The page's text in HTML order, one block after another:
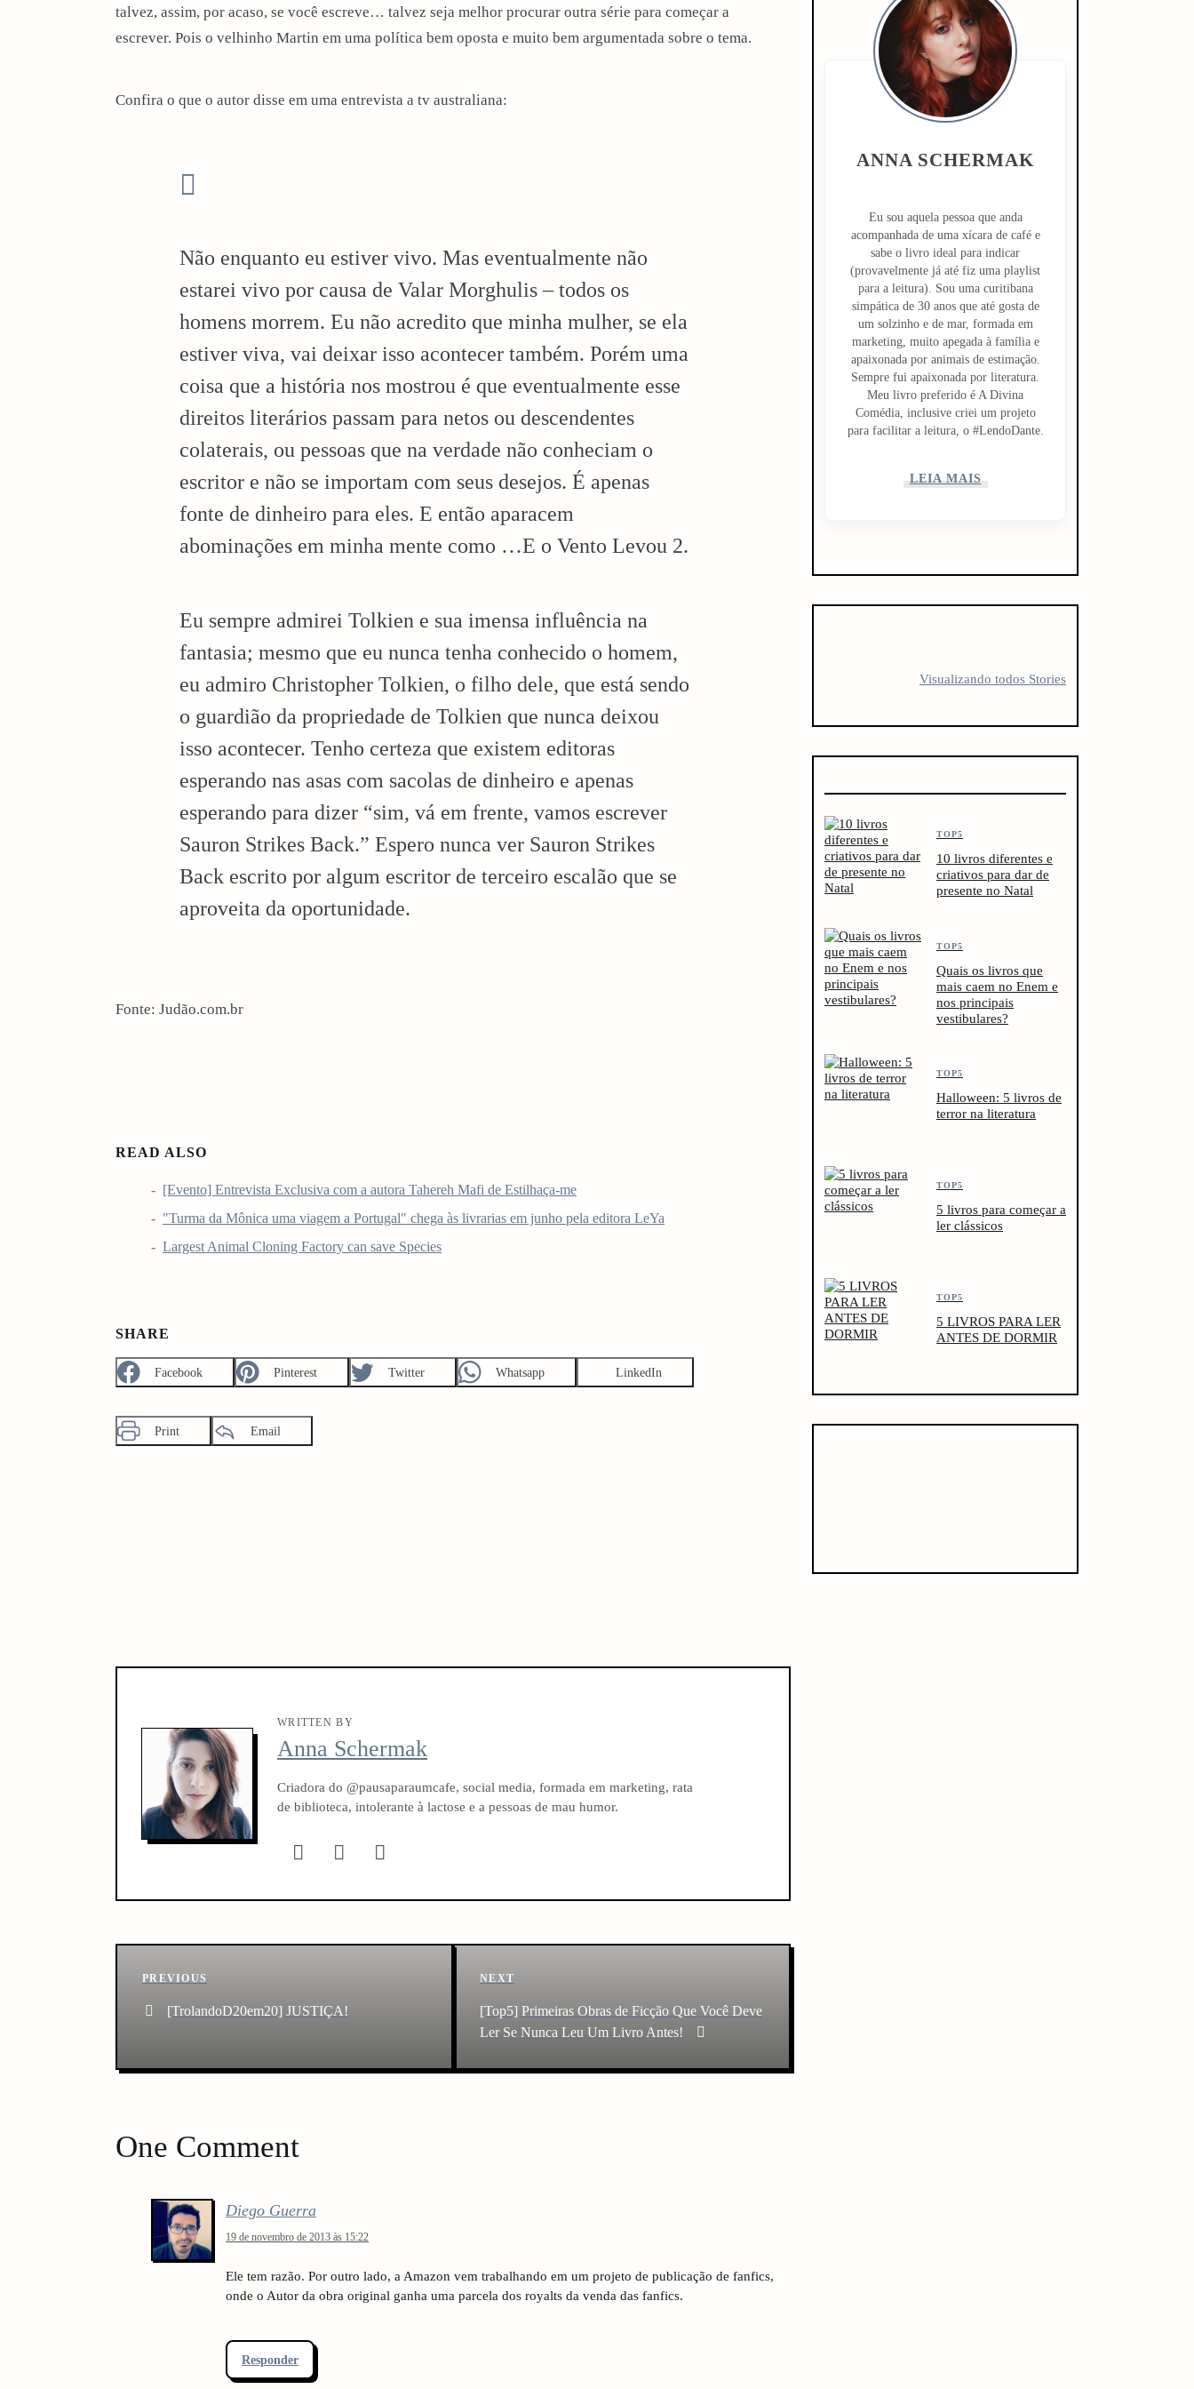
talvez, assim, por acaso, se você escreve… talvez seja melhor procurar outra série para começar a
escrever. Pois o velhinho Martin em uma política bem oposta e muito bem argumentada sobre o tema.
Confira o que o autor disse em uma entrevista a tv australiana:
Não enquanto eu estiver vivo. Mas eventualmente não
estarei vivo por causa de Valar Morghulis – todos os
homens morrem. Eu não acredito que minha mulher, se ela
estiver viva, vai deixar isso acontecer também. Porém uma
coisa que a história nos mostrou é que eventualmente esse
direitos literários passam para netos ou descendentes
colaterais, ou pessoas que na verdade não conheciam o
escritor e não se importam com seus desejos. É apenas
fonte de dinheiro para eles. E então aparacem
abominações em minha mente como …E o Vento Levou 2.
Eu sempre admirei Tolkien e sua imensa influência na
fantasia; mesmo que eu nunca tenha conhecido o homem,
eu admiro Christopher Tolkien, o filho dele, que está sendo
o guardião da propriedade de Tolkien que nunca deixou
isso acontecer. Tenho certeza que existem editoras
esperando nas asas com sacolas de dinheiro e apenas
esperando para dizer “sim, vá em frente, vamos escrever
Sauron Strikes Back.” Espero nunca ver Sauron Strikes
Back escrito por algum escritor de terceiro escalão que se
aproveita da oportunidade.
Fonte: Judão.com.br
READ ALSO
[Evento] Entrevista Exclusiva com a autora Tahereh Mafi de Estilhaça-me
"Turma da Mônica uma viagem a Portugal" chega às livrarias em junho pela editora LeYa
Largest Animal Cloning Factory can save Species
SHARE
Facebook Pinterest Twitter Whatsapp LinkedIn
Print Email
ANNA SCHERMAK
Eu sou aquela pessoa que anda
acompanhada de uma xícara de café e
sabe o livro ideal para indicar
(provavelmente já até fiz uma playlist
para a leitura). Sou uma curitibana
simpática de 30 anos que até gosta de
um solzinho e de mar, formada em
marketing, muito apegada à família e
apaixonada por animais de estimação.
Sempre fui apaixonada por literatura.
Meu livro preferido é A Divina
Comédia, inclusive criei um projeto
para facilitar a leitura, o #LendoDante.
LEIA MAIS
Visualizando todos Stories
TODO
TOP5
10 livros diferentes e
criativos para dar de
presente no Natal
TOP5
Quais os livros que
mais caem no Enem e
nos principais
vestibulares?
TOP5
Halloween: 5 livros de
terror na literatura
TOP5
5 livros para começar a
ler clássicos
TOP5
5 LIVROS PARA LER
ANTES DE DORMIR
WRITTEN BY
Anna Schermak
Criadora do @pausaparaumcafe, social media, formada em marketing, rata
de biblioteca, intolerante à lactose e a pessoas de mau humor.
t
a
Previous
PREVIOUS
[TrolandoD20em20] JUSTIÇA!
Next
NEXT
[Top5] Primeiras Obras de Ficção Que Você Deve
Ler Se Nunca Leu Um Livro Antes!
One Comment
Diego Guerra
19 de novembro de 2013 às 15:22
Ele tem razão. Por outro lado, a Amazon vem trabalhando em um projeto de publicação de fanfics,
onde o Autor da obra original ganha uma parcela dos royalts da venda das fanfics.
Responder